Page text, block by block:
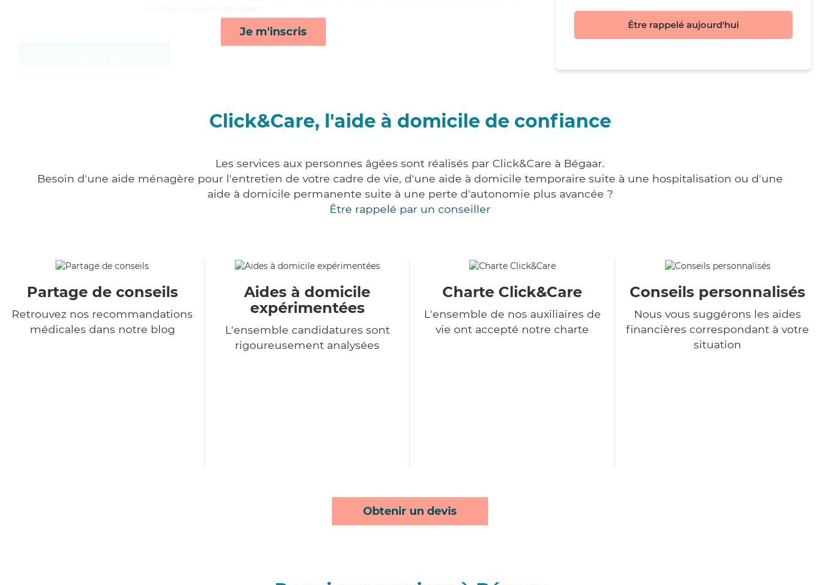
Je m'inscris
Être rappelé aujourd'hui
Click&Care, l'aide à domicile de confiance
Les services aux personnes âgées sont réalisés par Click&Care à Bégaar.
Besoin d'une aide ménagère pour l'entretien de votre cadre de vie, d'une aide à domicile temporaire suite à une hospitalisation ou d'une
aide à domicile permanente suite à une perte d'autonomie plus avancée ?
Être rappelé par un conseiller
Partage de conseils
Retrouvez nos recommandations
médicales dans notre blog
Aides à domicile
expérimentées
L'ensemble candidatures sont
rigoureusement analysées
Charte Click&Care
L'ensemble de nos auxiliaires de
vie ont accepté notre charte
Conseils personnalisés
Nous vous suggérons les aides
financières correspondant à votre
situation
Obtenir un devis